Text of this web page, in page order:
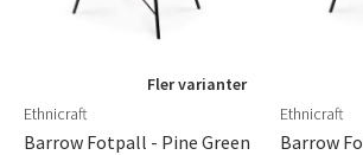
Fler varianter
Ethnicraft
Barrow Fotpall - Pine Green
Ethnicraft
Barrow